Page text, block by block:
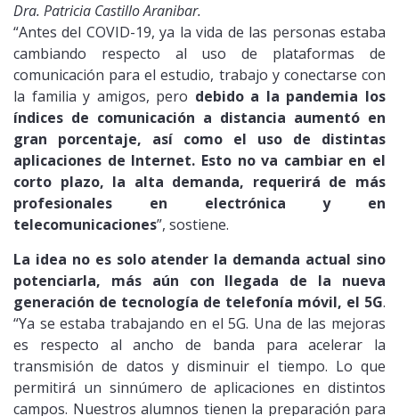
Dra. Patricia Castillo Aranibar.
“Antes del COVID-19, ya la vida de las personas estaba
cambiando respecto al uso de plataformas de
comunicación para el estudio, trabajo y conectarse con
la familia y amigos, pero debido a la pandemia los
índices de comunicación a distancia aumentó en
gran porcentaje, así como el uso de distintas
aplicaciones de Internet. Esto no va cambiar en el
corto plazo, la alta demanda, requerirá de más
profesionales en electrónica y en
telecomunicaciones”, sostiene.
La idea no es solo atender la demanda actual sino
potenciarla, más aún con llegada de la nueva
generación de tecnología de telefonía móvil, el 5G.
“Ya se estaba trabajando en el 5G. Una de las mejoras
es respecto al ancho de banda para acelerar la
transmisión de datos y disminuir el tiempo. Lo que
permitirá un sinnúmero de aplicaciones en distintos
campos. Nuestros alumnos tienen la preparación para